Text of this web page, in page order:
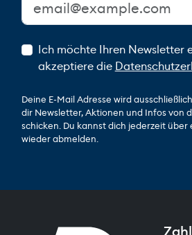
Ich möchte Ihren Newsletter
akzeptiere die
Deine E-Mail Adresse wird
dir Newsletter, Aktionen und Infos von
schicken. Du kannst dich jederzeit über
wieder abmelden.